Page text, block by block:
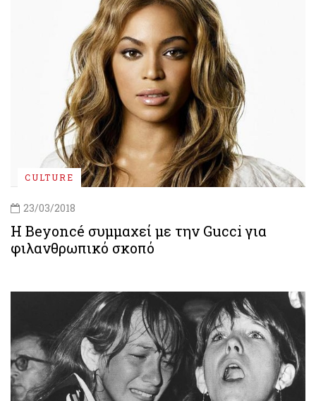
CULTURE
23/03/2018
Η Beyoncé συμμαχεί με την Gucci για
φιλανθρωπικό σκοπό